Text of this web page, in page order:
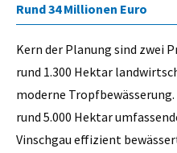
Rund 34 Millionen Euro
Kern der Planung sind zwei
rund 1.300 Hektar
moderne
rund 5.000 Hektar
Vinschgau effizient